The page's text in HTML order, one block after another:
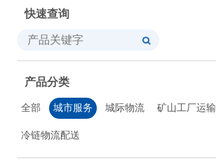
快速查询
产品分类
全部 城市服务 城际物流 矿山工厂运输
冷链物流配送